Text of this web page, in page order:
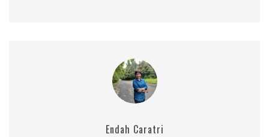
Endah Caratri